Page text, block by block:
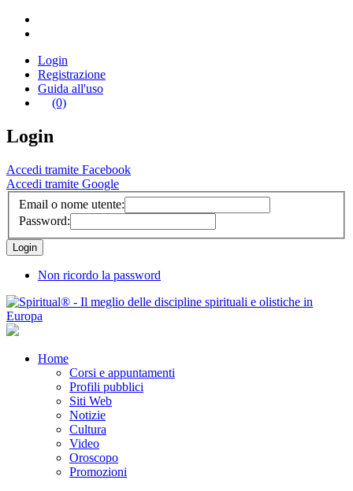
Login
Registrazione
Guida all'uso
(0)
Login
Accedi tramite Facebook
Accedi tramite Google
Email o nome utente:
Password:
Non ricordo la password
Home
Corsi e appuntamenti
Profili pubblici
Siti Web
Notizie
Cultura
Video
Oroscopo
Promozioni